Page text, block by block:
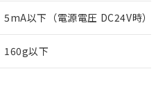
5mA以下（電源電圧 DC24V時）
160g以下